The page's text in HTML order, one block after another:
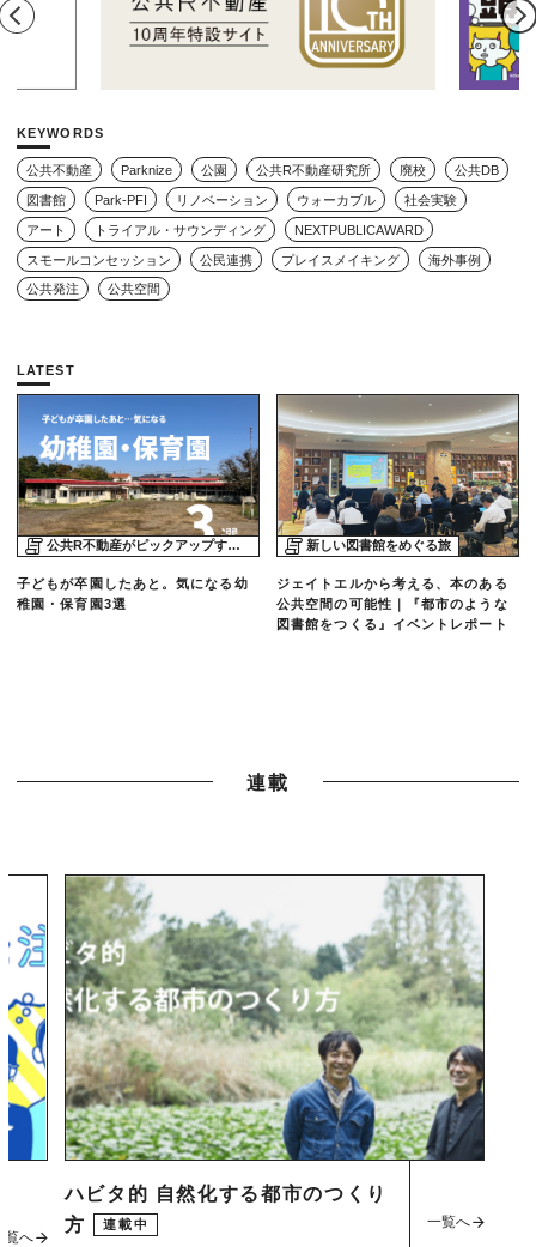
KEYWORDS
公共不動産 Parknize 公園 公共R不動産研究所 廃校 公共DB
図書館 Park-PFI リノベーション ウォーカブル 社会実験
アート トライアル・サウンディング NEXTPUBLICAWARD
スモールコンセッション 公民連携 プレイスメイキング 海外事例
公共発注 公共空間
LATEST
公共R不動産がピックアップする物件
子どもが卒園したあと。気になる幼
稚園・保育園3選
新しい図書館をめぐる旅
ジェイトエルから考える、本のある
公共空間の可能性｜『都市のような
図書館をつくる』イベントレポート
連載
ハビタ的 自然化する都市のつくり
方
連載中
一覧へ
覧へ